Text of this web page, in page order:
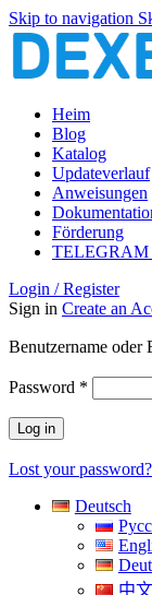
Skip to navigation
Heim
Blog
Katalog
Updateverlauf
Anweisungen
Förderung
TELEGRAM
Login / Register
Sign in Create an
Benutzername oder
Password *
Log in
Lost your password?
Deutsch
中